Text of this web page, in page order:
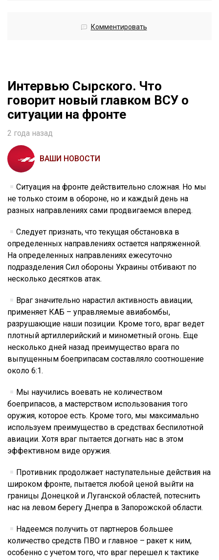
Комментировать
Интервью Сырского. Что
говорит новый главком ВСУ о
ситуации на фронте
2 года назад
ВАШИ НОВОСТИ
Ситуация на фронте действительно сложная. Но мы
не только стоим в обороне, но и каждый день на
разных направлениях сами продвигаемся вперед.
Следует признать, что текущая обстановка в
определенных направлениях остается напряженной.
На определенных направлениях ежесуточно
подразделения Сил обороны Украины отбивают по
несколько десятков атак.
Враг значительно нарастил активность авиации,
применяет КАБ – управляемые авиабомбы,
разрушающие наши позиции. Кроме того, враг ведет
плотный артиллерийский и минометный огонь. Еще
несколько дней назад преимущество врага по
выпущенным боеприпасам составляло соотношение
около 6:1.
Мы научились воевать не количеством
боеприпасов, а мастерством использования того
оружия, которое есть. Кроме того, мы максимально
используем преимущество в средствах беспилотной
авиации. Хотя враг пытается догнать нас в этом
эффективном виде оружия.
Противник продолжает наступательные действия на
широком фронте, пытается любой ценой выйти на
границы Донецкой и Луганской областей, потеснить
нас на левом берегу Днепра в Запорожской области.
Надеемся получить от партнеров большее
количество средств ПВО и главное – ракет к ним,
особенно с учетом того, что враг перешел к тактике